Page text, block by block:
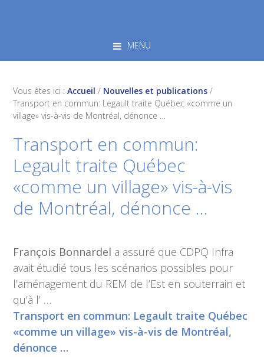
MENU
Vous êtes ici :Accueil / Nouvelles et publications /
Transport en commun: Legault traite Québec «comme un
village» vis-à-vis de Montréal, dénonce …
Transport en commun:
Legault traite Québec
«comme un village» vis-à-vis
de Montréal, dénonce …
François Bonnardel a assuré que CDPQ Infra
avait étudié tous les scénarios possibles pour
l’aménagement du REM de l’Est en souterrain et
qu’à l’ …
Transport en commun: Legault traite Québec
«comme un village» vis-à-vis de Montréal,
dénonce …